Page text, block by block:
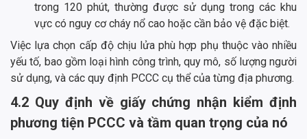
trong 120 phút, thường được sử dụng trong các khu
vực có nguy cơ cháy nổ cao hoặc cần bảo vệ đặc biệt.
Việc lựa chọn cấp độ chịu lửa phù hợp phụ thuộc vào nhiều
yếu tố, bao gồm loại hình công trình, quy mô, số lượng người
sử dụng, và các quy định PCCC cụ thể của từng địa phương.
4.2 Quy định về giấy chứng nhận kiểm định
phương tiện PCCC và tầm quan trọng của nó